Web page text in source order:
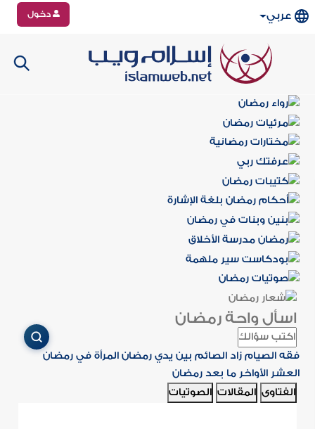
عربي دخول
اسأل واحة رمضان
فقه الصيام زاد الصائم بين يدي رمضان المرأة في رمضان
العشر الأواخر ما بعد رمضان
الفتاوى المقالات الصوتيات